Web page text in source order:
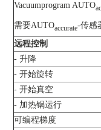
Vacuumprogram AUTO
需要AUTOaccurate-传感
远程控制
- 升降
- 开始旋转
- 开始真空
- 加热锅运行
可编程梯度